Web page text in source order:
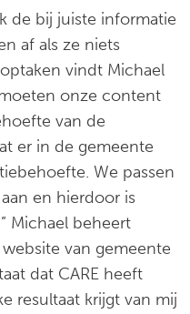
de bij juiste informatie
af als ze niets
vindt Michael
onze content
van de
er in de gemeente
We passen
en hierdoor is
Michael beheert
van gemeente
dat CARE heeft
resultaat krijgt van mij